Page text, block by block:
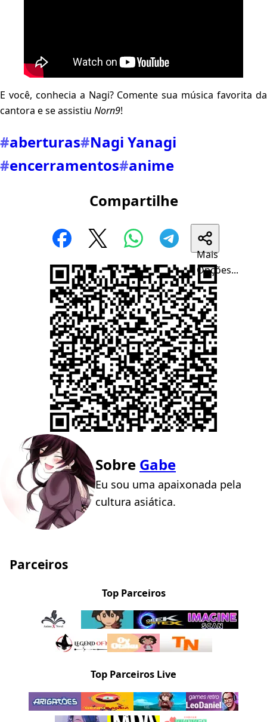
E você, conhecia a Nagi? Comente sua música favorita da
cantora e se assistiu Norn9!
#aberturas#Nagi Yanagi
#encerramentos#anime
Compartilhe
Mais
Opções...
Sobre Gabe
Eu sou uma apaixonada pela
cultura asiática.
Parceiros
Top Parceiros
Top Parceiros Live